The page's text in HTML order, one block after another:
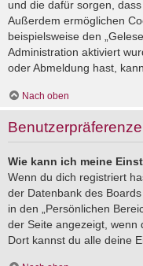
und die dafür sorgen,
Außerdem ermöglichen
beispielsweise den
Administration aktiviert
oder Abmeldung hast,
Nach oben
Wie kann ich meine
Wenn du dich registriert
der Datenbank des
in den „Persönlichen
der Seite angezeigt, wenn
Dort kannst du alle deine